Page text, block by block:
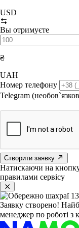
USD
Вы отримуєте
₴
UAH
Номер телефону
Telegram
Створити заявку
Натискаючи на
правилами сервісу
Заявку створено!
менеджер по роботі з